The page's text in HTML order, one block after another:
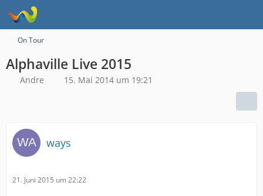
On Tour
Alphaville Live 2015
Andre 15. Mai 2014 um 19:21
ways
21. Juni 2015 um 22:22